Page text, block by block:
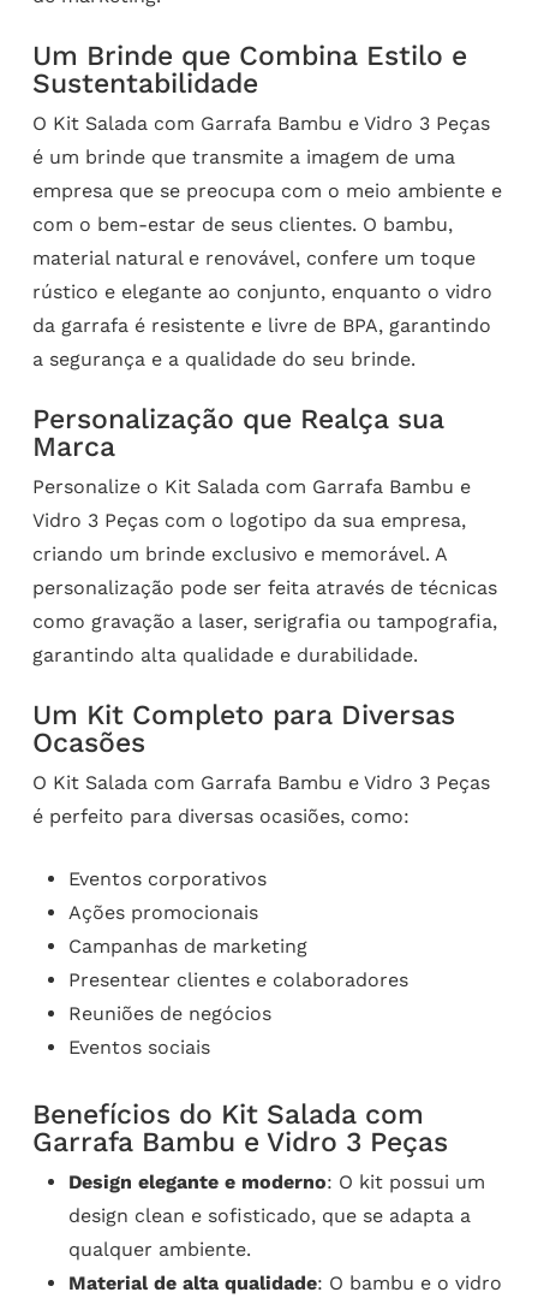
Um Brinde que Combina Estilo e
Sustentabilidade
O Kit Salada com Garrafa Bambu e Vidro 3 Peças
é um brinde que transmite a imagem de uma
empresa que se preocupa com o meio ambiente e
com o bem-estar de seus clientes. O bambu,
material natural e renovável, confere um toque
rústico e elegante ao conjunto, enquanto o vidro
da garrafa é resistente e livre de BPA, garantindo
a segurança e a qualidade do seu brinde.
Personalização que Realça sua
Marca
Personalize o Kit Salada com Garrafa Bambu e
Vidro 3 Peças com o logotipo da sua empresa,
criando um brinde exclusivo e memorável. A
personalização pode ser feita através de técnicas
como gravação a laser, serigrafia ou tampografia,
garantindo alta qualidade e durabilidade.
Um Kit Completo para Diversas
Ocasões
O Kit Salada com Garrafa Bambu e Vidro 3 Peças
é perfeito para diversas ocasiões, como:
Eventos corporativos
Ações promocionais
Campanhas de marketing
Presentear clientes e colaboradores
Reuniões de negócios
Eventos sociais
Benefícios do Kit Salada com
Garrafa Bambu e Vidro 3 Peças
Design elegante e moderno: O kit possui um
design clean e sofisticado, que se adapta a
qualquer ambiente.
Material de alta qualidade: O bambu e o vidro